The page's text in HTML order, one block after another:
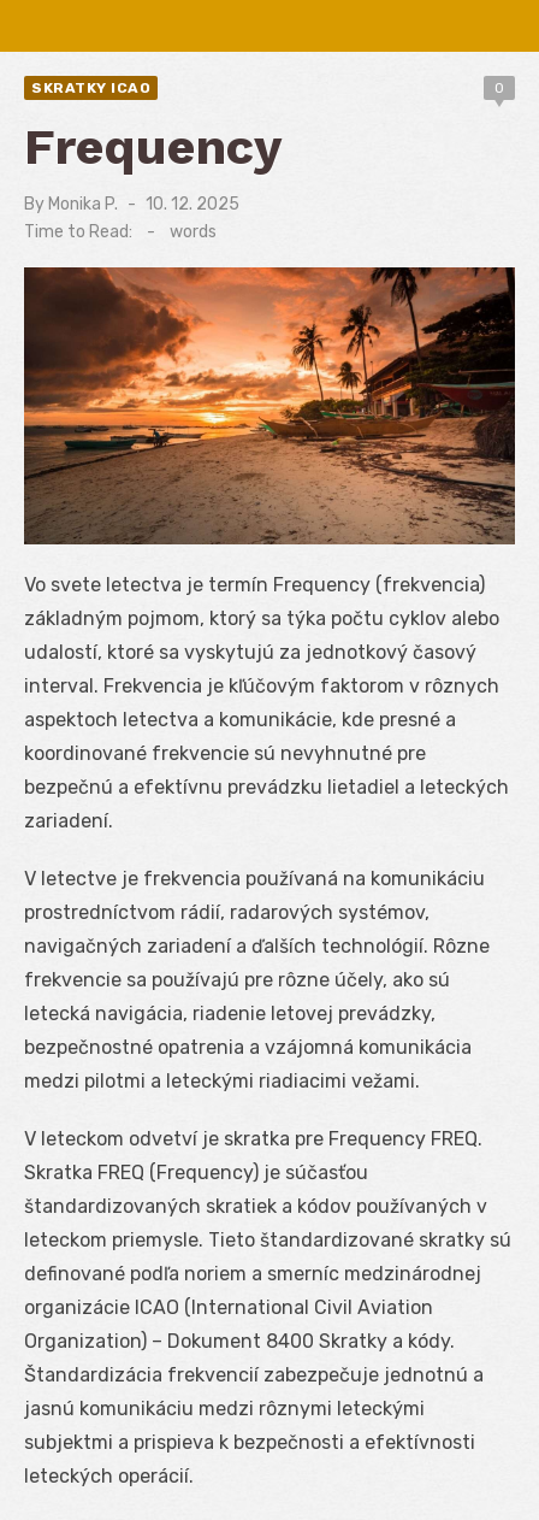
SKRATKY ICAO 0
Frequency
By Monika P.
Posted
10. 12. 2025
Time to Read:
- words
Vo svete letectva je termín Frequency (frekvencia)
základným pojmom, ktorý sa týka počtu cyklov alebo
udalostí, ktoré sa vyskytujú za jednotkový časový
interval. Frekvencia je kľúčovým faktorom v rôznych
aspektoch letectva a komunikácie, kde presné a
koordinované frekvencie sú nevyhnutné pre
bezpečnú a efektívnu prevádzku lietadiel a leteckých
zariadení.
V letectve je frekvencia používaná na komunikáciu
prostredníctvom rádií, radarových systémov,
navigačných zariadení a ďalších technológií. Rôzne
frekvencie sa používajú pre rôzne účely, ako sú
letecká navigácia, riadenie letovej prevádzky,
bezpečnostné opatrenia a vzájomná komunikácia
medzi pilotmi a leteckými riadiacimi vežami.
V leteckom odvetví je skratka pre Frequency FREQ.
Skratka FREQ (Frequency) je súčasťou
štandardizovaných skratiek a kódov používaných v
leteckom priemysle. Tieto štandardizované skratky sú
definované podľa noriem a smerníc medzinárodnej
organizácie ICAO (International Civil Aviation
Organization) – Dokument 8400 Skratky a kódy.
Štandardizácia frekvencií zabezpečuje jednotnú a
jasnú komunikáciu medzi rôznymi leteckými
subjektmi a prispieva k bezpečnosti a efektívnosti
leteckých operácií.